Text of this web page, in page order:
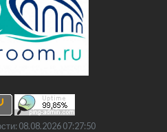
08.08.2026 07:27:50